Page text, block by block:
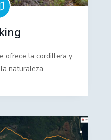
ofrece la cordillera y
naturaleza